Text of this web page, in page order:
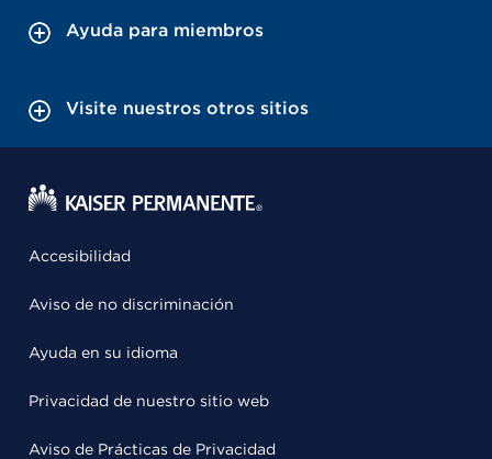
Ayuda para miembros
Visite nuestros otros sitios
Accesibilidad
Aviso de no discriminación
Ayuda en su idioma
Privacidad de nuestro sitio web
Aviso de Prácticas de Privacidad